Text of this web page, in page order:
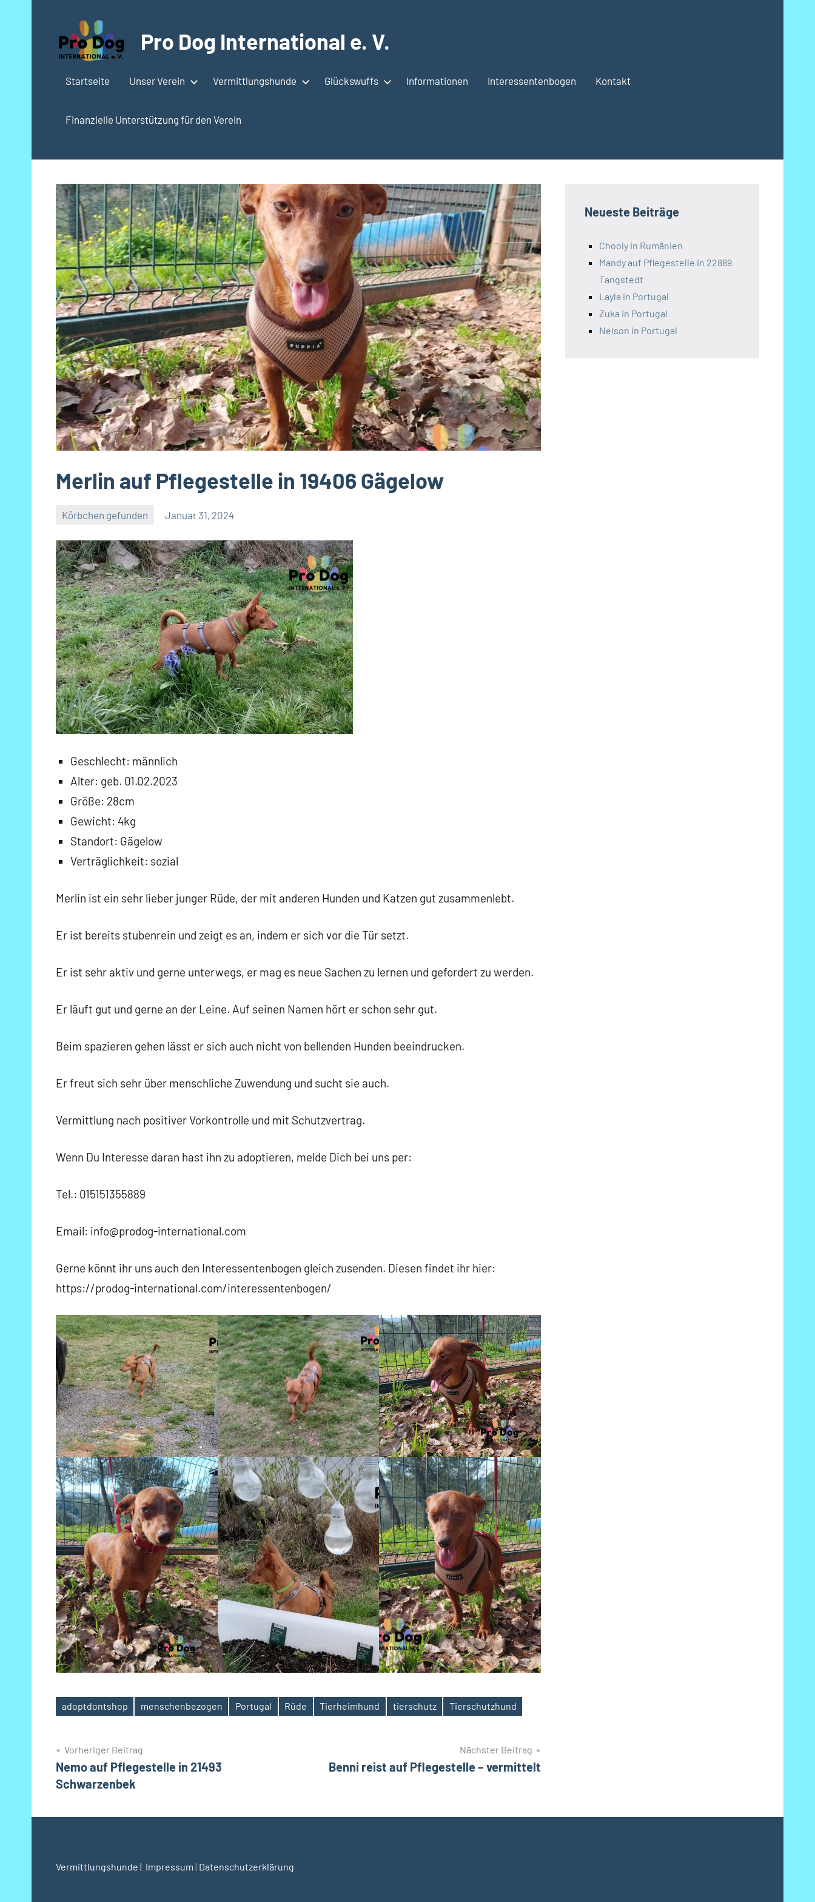
springen
Pro Dog International e. V.
Startseite Unser Verein Vermittlungshunde Glückswuffs Informationen Interessentenbogen Kontakt
Finanzielle Unterstützung für den Verein
Merlin auf Pflegestelle in 19406 Gägelow
Körbchen gefunden Januar 31, 2024
Geschlecht: männlich
Alter: geb. 01.02.2023
Größe: 28cm
Gewicht: 4kg
Standort: Gägelow
Verträglichkeit: sozial
Merlin ist ein sehr lieber junger Rüde, der mit anderen Hunden und Katzen gut zusammenlebt.
Er ist bereits stubenrein und zeigt es an, indem er sich vor die Tür setzt.
Er ist sehr aktiv und gerne unterwegs, er mag es neue Sachen zu lernen und gefordert zu werden.
Er läuft gut und gerne an der Leine. Auf seinen Namen hört er schon sehr gut.
Beim spazieren gehen lässt er sich auch nicht von bellenden Hunden beeindrucken.
Er freut sich sehr über menschliche Zuwendung und sucht sie auch.
Vermittlung nach positiver Vorkontrolle und mit Schutzvertrag.
Wenn Du Interesse daran hast ihn zu adoptieren, melde Dich bei uns per:
Tel.: 015151355889
Email: info@prodog-international.com
Gerne könnt ihr uns auch den Interessentenbogen gleich zusenden. Diesen findet ihr hier:
https://prodog-international.com/interessentenbogen/
Schlagwörter
adoptdontshop menschenbezogen Portugal Rüde Tierheimhund tierschutz Tierschutzhund
Beitragsnavigation
Vorheriger Beitrag
Nemo auf Pflegestelle in 21493
Schwarzenbek
Nächster Beitrag
Benni reist auf Pflegestelle – vermittelt
Neueste Beiträge
Chooly in Rumänien
Mandy auf Pflegestelle in 22889
Tangstedt
Layla in Portugal
Zuka in Portugal
Nelson in Portugal
Vermittlungshunde | Impressum | Datenschutzerklärung